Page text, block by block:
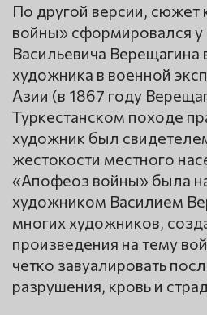
По другой версии,
войны» сформировался у
Васильевича Верещагина
художника в военной
Азии (в 1867 году
Туркестанском походе
художник был
жестокости местного
«Апофеоз войны» была
художником Василием
многих художников,
произведения на тему
четко завуалировать
разрушения, кровь и